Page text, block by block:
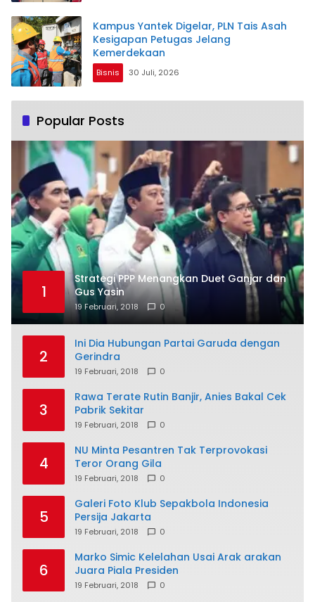
Kampus Yantek Digelar, PLN Tais Asah
Kesigapan Petugas Jelang
Kemerdekaan
Bisnis 30 Juli, 2026
Popular Posts
1
Strategi PPP Menangkan Duet Ganjar dan
Gus Yasin
19 Februari, 2018 0
2
Ini Dia Hubungan Partai Garuda dengan
Gerindra
19 Februari, 2018 0
3
Rawa Terate Rutin Banjir, Anies Bakal Cek
Pabrik Sekitar
19 Februari, 2018 0
4
NU Minta Pesantren Tak Terprovokasi
Teror Orang Gila
19 Februari, 2018 0
5
Galeri Foto Klub Sepakbola Indonesia
Persija Jakarta
19 Februari, 2018 0
6
Marko Simic Kelelahan Usai Arak arakan
Juara Piala Presiden
19 Februari, 2018 0